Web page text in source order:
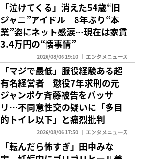
「泣けてくる」消えた54歳“旧
ジャニ”アイドル 8年ぶり“本
業”姿にネット感涙…現在は家賃
3.4万円の“懐事情”
2026/08/06 19:10 エンタメニュース
「マジで最低」服役経験ある超
有名経営者 懲役7年求刑の元
ジャンポケ斉藤被告をバッサ
リ…不同意性交の疑いに「多目
的トイレ以下」と痛烈批判
2026/08/06 17:50 エンタメニュース
「転んだら怖すぎ」田中みな